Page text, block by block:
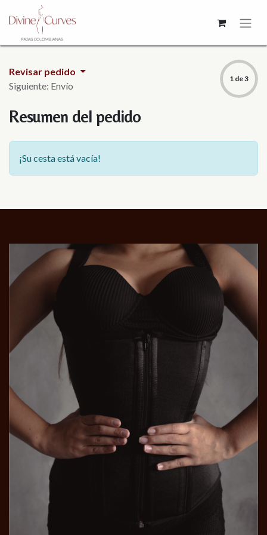
Revisar pedido
Siguiente: Envío
1 de 3
Resumen del pedido
¡Su cesta está vacía!